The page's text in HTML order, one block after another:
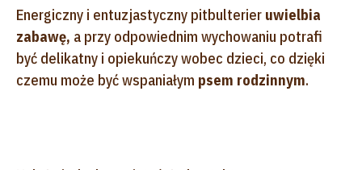
Energiczny i entuzjastyczny pitbulterier uwielbia
zabawę, a przy odpowiednim wychowaniu potrafi
być delikatny i opiekuńczy wobec dzieci, co dzięki
czemu może być wspaniałym psem rodzinnym.